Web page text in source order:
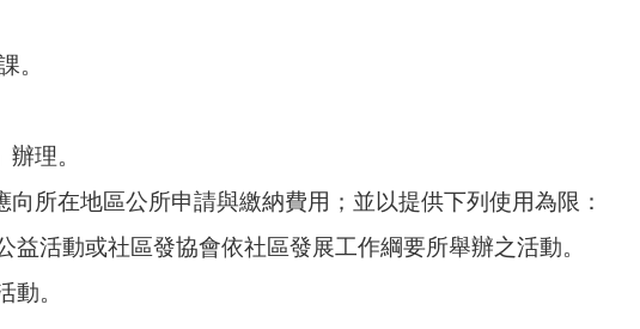
。
理。
所在地區公所申請與繳納費用；並以提供下列使用為限：
活動或社區發協會依社區發展工作綱要所舉辦之活動。
。